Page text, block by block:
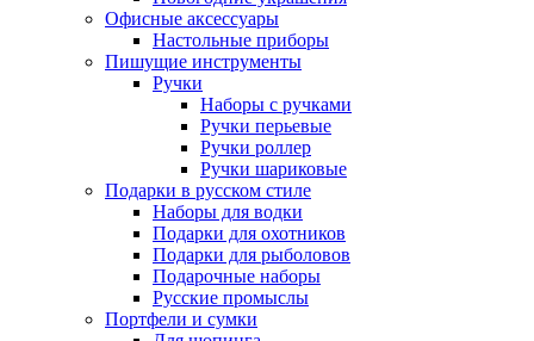
Офисные аксессуары
Настольные приборы
Пишущие инструменты
Ручки
Наборы с ручками
Ручки перьевые
Ручки роллер
Ручки шариковые
Подарки в русском стиле
Наборы для водки
Подарки для охотников
Подарки для рыболовов
Подарочные наборы
Русские промыслы
Портфели и сумки